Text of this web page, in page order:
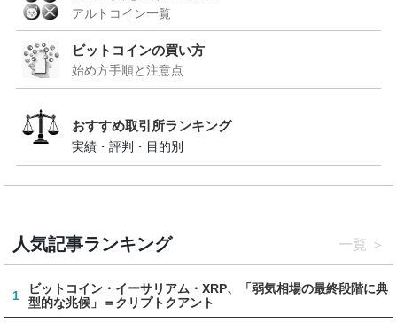
アルトコイン一覧
ビットコインの買い方
始め方手順と注意点
おすすめ取引所ランキング
実績・評判・目的別
人気記事ランキング 一覧
1
ビットコイン・イーサリアム・XRP、「弱気相場の最終段階に典
型的な兆候」＝クリプトクアント